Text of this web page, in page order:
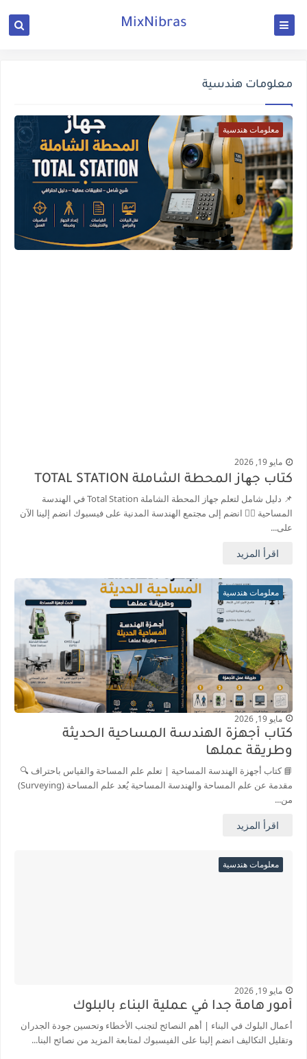
MixNibras
معلومات هندسية
معلومات هندسية
مايو 19, 2026
كتاب جھاز المحطة الشاملة TOTAL STATION
📌 دليل شامل لتعلم جهاز المحطة الشاملة Total Station في الهندسة
المساحية 👷‍♂️ انضم إلى مجتمع الهندسة المدنية على فيسبوك انضم إلينا الآن
على...
اقرأ المزيد
معلومات هندسية
مايو 19, 2026
كتاب أجهزة الهندسة المساحية الحديثة
وطريقة عملها
📘 كتاب أجهزة الهندسة المساحية | تعلم علم المساحة والقياس باحتراف 🔍
مقدمة عن علم المساحة والهندسة المساحية يُعد علم المساحة (Surveying)
من...
اقرأ المزيد
معلومات هندسية
مايو 19, 2026
أمور هامة جداً في عملية البناء بالبلوك
أعمال البلوك في البناء | أهم النصائح لتجنب الأخطاء وتحسين جودة الجدران
وتقليل التكاليف انضم إلينا على الفيسبوك لمتابعة المزيد من نصائح البنا...